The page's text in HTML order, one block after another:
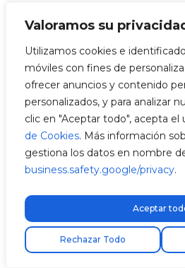
Valoramos su
Utilizamos cookies e
móviles con fines de
ofrecer anuncios y contenido
personalizados, y para analizar
clic en "Aceptar todo", acepta el
de Cookies. Más información
gestiona los datos en nombre
business.safety.google/privacy.
Rechazar Todo
Aceptar
Encuentra